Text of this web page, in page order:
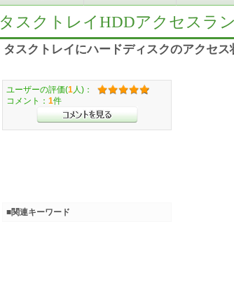
タスクトレイHDDアクセスラ
タスクトレイにハードディスクのアクセス
ユーザーの評価(1 人)：
コメント： 1件
■関連キーワード